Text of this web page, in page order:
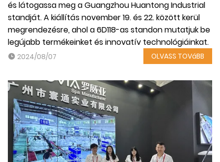
és látogassa meg a Guangzhou Huantong Industrial
standját. A kiállítás november 19. és 22. között kerül
megrendezésre, ahol a 6D118-as standon mutatjuk be
legújabb termékeinket és innovatív technológiáinkat.
2024/08/07 OLVASS TOVáBB